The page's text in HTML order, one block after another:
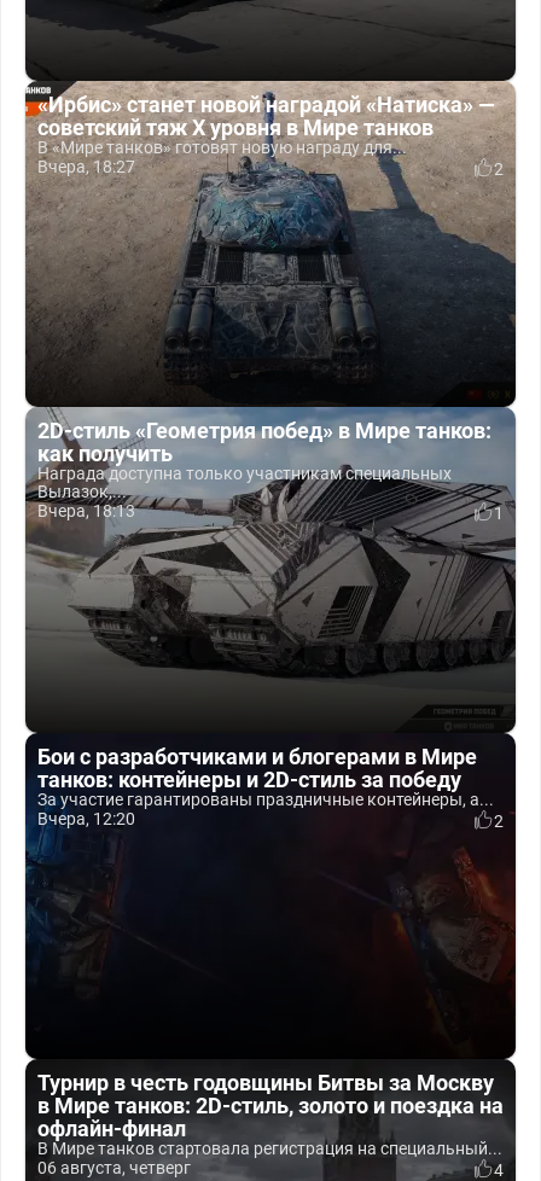
«Ирбис» станет новой наградой «Натиска» —
советский тяж X уровня в Мире танков
В «Мире танков» готовят новую награду для...
Вчера, 18:27
2
2D-стиль «Геометрия побед» в Мире танков:
как получить
Награда доступна только участникам специальных
Вылазок,...
Вчера, 18:13
1
Бои с разработчиками и блогерами в Мире
танков: контейнеры и 2D-стиль за победу
За участие гарантированы праздничные контейнеры, а...
Вчера, 12:20
2
Турнир в честь годовщины Битвы за Москву
в Мире танков: 2D-стиль, золото и поездка на
офлайн-финал
В Мире танков стартовала регистрация на специальный...
06 августа, четверг
4